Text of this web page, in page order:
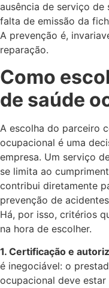
ausência de serviço de
falta de emissão da
A prevenção é,
reparação.
Como
de saúde
A escolha do parceiro
ocupacional é uma
empresa. Um serviço
se limita ao
contribui diretamente
prevenção de
Há, por isso, critérios
na hora de escolher.
1. Certificação e
é inegociável: o
ocupacional deve